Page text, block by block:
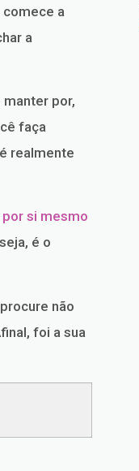
comece a
a
por,
faça
realmente
si mesmo
é o
não
foi a sua